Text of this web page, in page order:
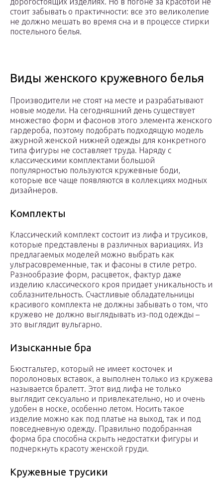
стоит забывать о практичности: все это великолепие
не должно мешать во время сна и в процессе стирки
постельного белья.
Виды женского кружевного белья
Производители не стоят на месте и разрабатывают
новые модели. На сегодняшний день существует
множество форм и фасонов этого элемента женского
гардероба, поэтому подобрать подходящую модель
ажурной женской нижней одежды для конкретного
типа фигуры не составляет труда. Наряду с
классическими комплектами большой
популярностью пользуются кружевные боди,
которые все чаще появляются в коллекциях модных
дизайнеров.
Комплекты
Классический комплект состоит из лифа и трусиков,
которые представлены в различных вариациях. Из
предлагаемых моделей можно выбрать как
ультрасовременные, так и фасоны в стиле ретро.
Разнообразие форм, расцветок, фактур даже
изделию классического кроя придает уникальность и
соблазнительность. Счастливые обладательницы
красивого комплекта не должны забывать о том, что
кружево не должно выглядывать из-под одежды –
это выглядит вульгарно.
Изысканные бра
Бюстгальтер, который не имеет косточек и
поролоновых вставок, а выполнен только из кружева
называется бралетт. Этот вид лифа не только
выглядит сексуально и привлекательно, но и очень
удобен в носке, особенно летом. Носить такое
изделие можно как под платье на выход, так и под
повседневную одежду. Правильно подобранная
форма бра способна скрыть недостатки фигуры и
подчеркнуть красоту женской груди.
Кружевные трусики